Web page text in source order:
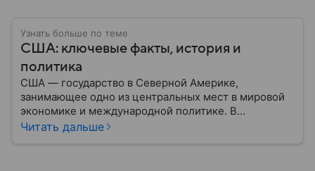
Узнать больше по теме
США: ключевые факты, история и
политика
США — государство в Северной Америке,
занимающее одно из центральных мест в мировой
экономике и международной политике. В
материале — основные сведения об этой стране.
Читать дальше